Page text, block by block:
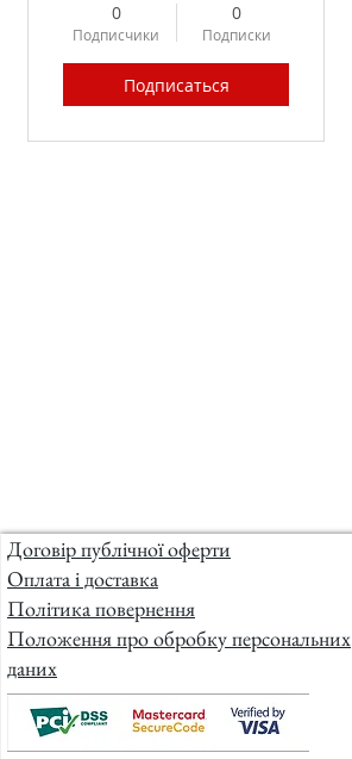
0
Подписчики
0
Подписки
Подписаться
Договір публічної оферти
Оплата і доставка
Політика повернення
Положення про обробку персональних
даних